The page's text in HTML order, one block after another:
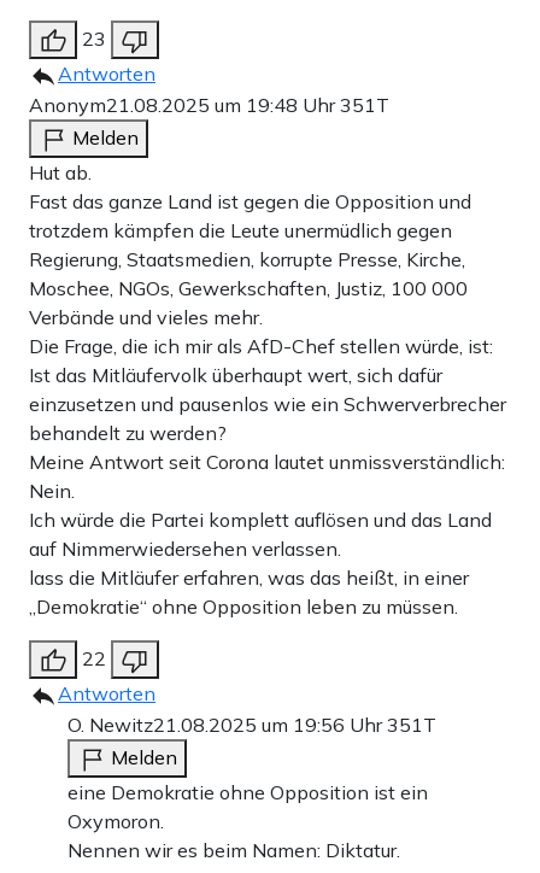
23
Antworten
Anonym21.08.2025 um 19:48 Uhr351T
Melden
Hut ab.
Fast das ganze Land ist gegen die Opposition und
trotzdem kämpfen die Leute unermüdlich gegen
Regierung, Staatsmedien, korrupte Presse, Kirche,
Moschee, NGOs, Gewerkschaften, Justiz, 100 000
Verbände und vieles mehr.
Die Frage, die ich mir als AfD-Chef stellen würde, ist:
Ist das Mitläufervolk überhaupt wert, sich dafür
einzusetzen und pausenlos wie ein Schwerverbrecher
behandelt zu werden?
Meine Antwort seit Corona lautet unmissverständlich:
Nein.
Ich würde die Partei komplett auflösen und das Land
auf Nimmerwiedersehen verlassen.
lass die Mitläufer erfahren, was das heißt, in einer
„Demokratie“ ohne Opposition leben zu müssen.
22
Antworten
O. Newitz21.08.2025 um 19:56 Uhr351T
Melden
eine Demokratie ohne Opposition ist ein
Oxymoron.
Nennen wir es beim Namen: Diktatur.